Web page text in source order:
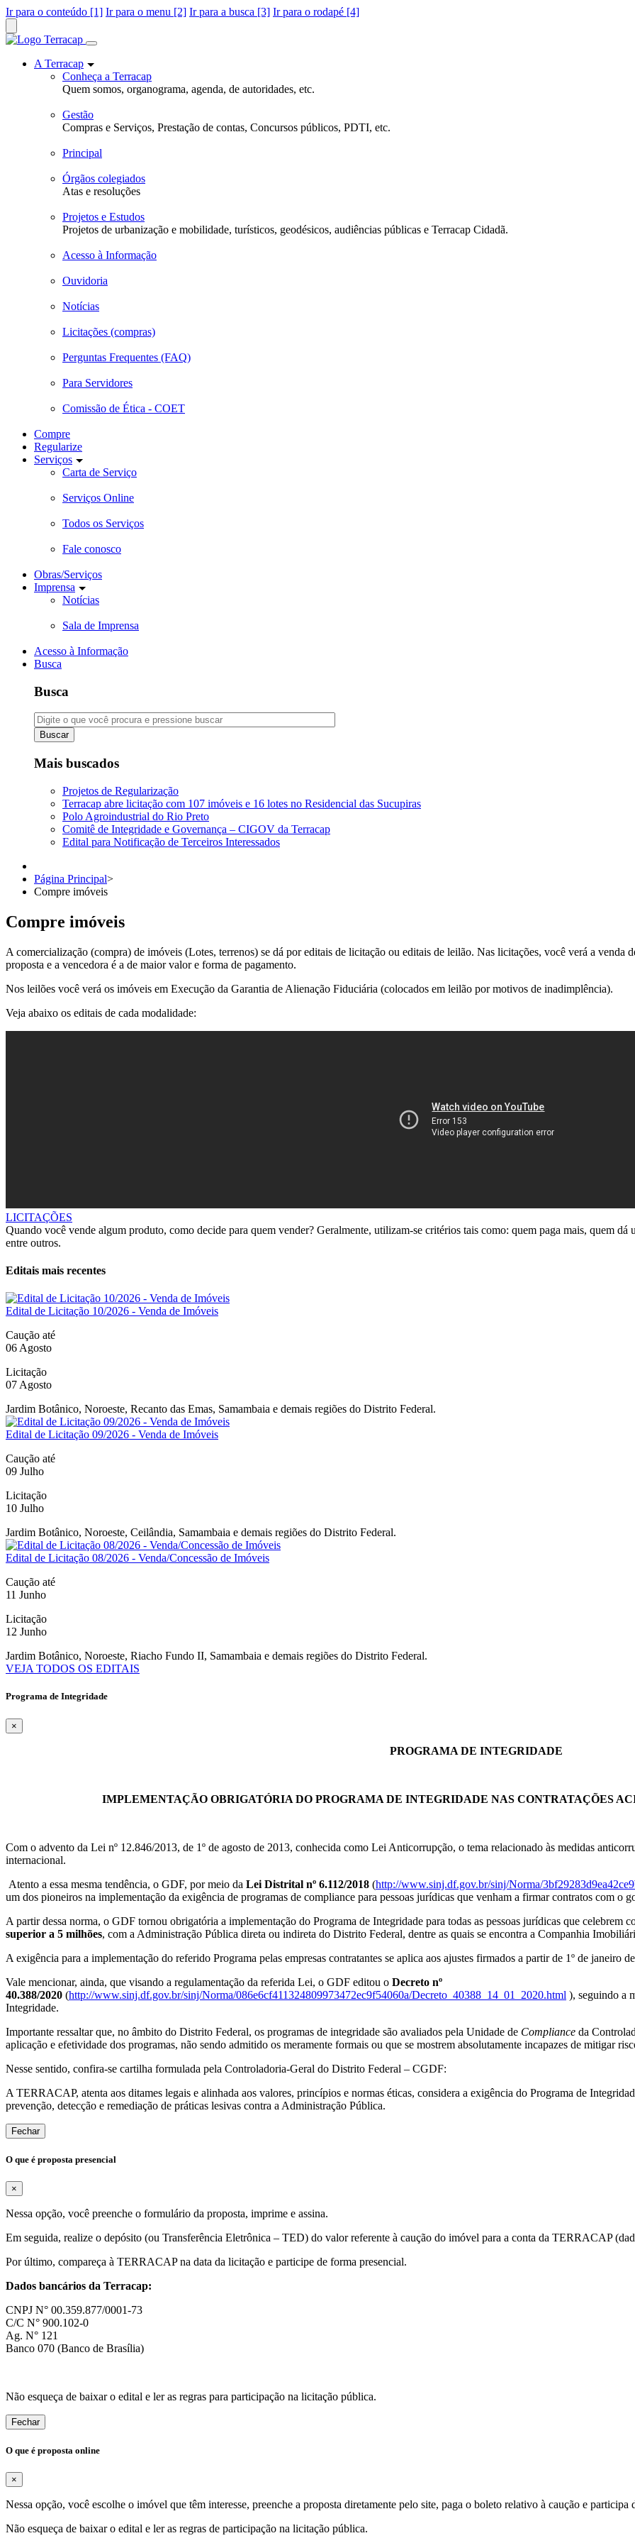
Ir para o conteúdo [1] Ir para o menu [2] Ir para a busca [3] Ir para o rodapé [4]
A Terracap
Conheça a Terracap
Quem somos, organograma, agenda, de autoridades, etc.
Gestão
Compras e Serviços, Prestação de contas, Concursos públicos, PDTI, etc.
Principal
Órgãos colegiados
Atas e resoluções
Projetos e Estudos
Projetos de urbanização e mobilidade, turísticos, geodésicos, audiências públicas e Terracap Cidadã.
Acesso à Informação
Ouvidoria
Notícias
Licitações (compras)
Perguntas Frequentes (FAQ)
Para Servidores
Comissão de Ética - COET
Compre
Regularize
Serviços
Carta de Serviço
Serviços Online
Todos os Serviços
Fale conosco
Obras/Serviços
Imprensa
Notícias
Sala de Imprensa
Acesso à Informação
Busca
Busca
Buscar
Mais buscados
Projetos de Regularização
Terracap abre licitação com 107 imóveis e 16 lotes no Residencial das Sucupiras
Polo Agroindustrial do Rio Preto
Comitê de Integridade e Governança – CIGOV da Terracap
Edital para Notificação de Terceiros Interessados
Página Principal>
Compre imóveis
Compre imóveis
A comercialização (compra) de imóveis (Lotes, terrenos) se dá por editais de licitação ou editais de leilão. Nas licitações, você verá a venda
proposta e a vencedora é a de maior valor e forma de pagamento.
Nos leilões você verá os imóveis em Execução da Garantia de Alienação Fiduciária (colocados em leilão por motivos de inadimplência).
Veja abaixo os editais de cada modalidade:
LICITAÇÕES
Quando você vende algum produto, como decide para quem vender? Geralmente, utilizam-se critérios tais como: quem paga mais, quem dá
entre outros.
Editais mais recentes
Edital de Licitação 10/2026 - Venda de Imóveis
Caução até
06 Agosto
Licitação
07 Agosto
Jardim Botânico, Noroeste, Recanto das Emas, Samambaia e demais regiões do Distrito Federal.
Edital de Licitação 09/2026 - Venda de Imóveis
Caução até
09 Julho
Licitação
10 Julho
Jardim Botânico, Noroeste, Ceilândia, Samambaia e demais regiões do Distrito Federal.
Edital de Licitação 08/2026 - Venda/Concessão de Imóveis
Caução até
11 Junho
Licitação
12 Junho
Jardim Botânico, Noroeste, Riacho Fundo II, Samambaia e demais regiões do Distrito Federal.
VEJA TODOS OS EDITAIS
Programa de Integridade
×
PROGRAMA DE INTEGRIDADE
IMPLEMENTAÇÃO OBRIGATÓRIA DO PROGRAMA DE INTEGRIDADE NAS CONTRATAÇÕES
Com o advento da Lei nº 12.846/2013, de 1º de agosto de 2013, conhecida como Lei Anticorrupção, o tema relacionado às medidas
internacional.
Atento a essa mesma tendência, o GDF, por meio da Lei Distrital nº 6.112/2018 (http://www.sinj.df.gov.br/sinj/Norma/
um dos pioneiros na implementação da exigência de programas de compliance para pessoas jurídicas que venham a firmar contratos com o
A partir dessa norma, o GDF tornou obrigatória a implementação do Programa de Integridade para todas as pessoas jurídicas que celebrem
superior a 5 milhões, com a Administração Pública direta ou indireta do Distrito Federal, dentre as quais se encontra a Companhia
A exigência para a implementação do referido Programa pelas empresas contratantes se aplica aos ajustes firmados a partir de 1º de janeiro
Vale mencionar, ainda, que visando a regulamentação da referida Lei, o GDF editou o Decreto nº
40.388/2020 (http://www.sinj.df.gov.br/sinj/Norma/086e6cf411324809973472ec9f54060a/Decreto_40388_14_01_2020.html ), seguindo a
Integridade.
Importante ressaltar que, no âmbito do Distrito Federal, os programas de integridade são avaliados pela Unidade de Compliance da
aplicação e efetividade dos programas, não sendo admitido os meramente formais ou que se mostrem absolutamente incapazes de mitigar
Nesse sentido, confira-se cartilha formulada pela Controladoria-Geral do Distrito Federal – CGDF:
A TERRACAP, atenta aos ditames legais e alinhada aos valores, princípios e normas éticas, considera a exigência do Programa de
prevenção, detecção e remediação de práticas lesivas contra a Administração Pública.
Fechar
O que é proposta presencial
×
Nessa opção, você preenche o formulário da proposta, imprime e assina.
Em seguida, realize o depósito (ou Transferência Eletrônica – TED) do valor referente à caução do imóvel para a conta da TERRACAP
Por último, compareça à TERRACAP na data da licitação e participe de forma presencial.
Dados bancários da Terracap:
CNPJ N° 00.359.877/0001-73
C/C N° 900.102-0
Ag. N° 121
Banco 070 (Banco de Brasília)
Não esqueça de baixar o edital e ler as regras para participação na licitação pública.
Fechar
O que é proposta online
×
Nessa opção, você escolhe o imóvel que têm interesse, preenche a proposta diretamente pelo site, paga o boleto relativo à caução e participa
Não esqueça de baixar o edital e ler as regras de participação na licitação pública.